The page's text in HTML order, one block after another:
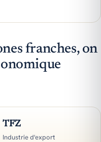
franches, on
TFZ
Industrie d'export